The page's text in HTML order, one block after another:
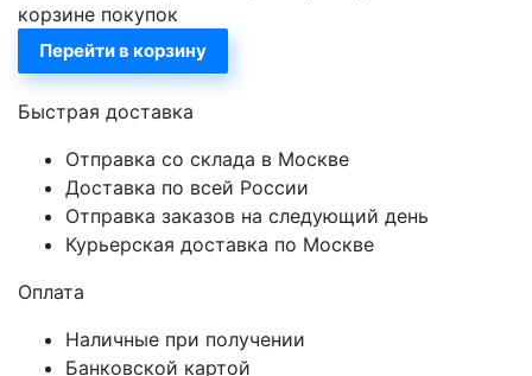
корзине покупок
Перейти в корзину
Быстрая доставка
Отправка со склада в Москве
Доставка по всей России
Отправка заказов на следующий день
Курьерская доставка по Москве
Оплата
Наличные при получении
Банковской картой